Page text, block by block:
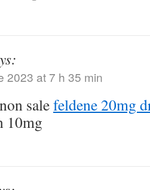
2023 at 7 h 35 min
salefeldene 20mg
10mg